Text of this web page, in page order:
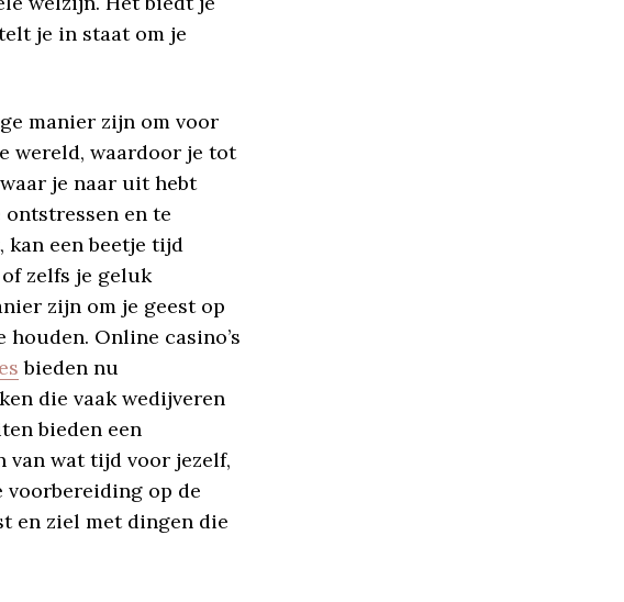
je in staat om je
manier zijn om voor
wereld, waardoor je tot
je naar uit hebt
en te
kan een beetje tijd
zelfs je geluk
zijn om je geest op
Online casino’s
bieden nu
die vaak wedijveren
bieden een
van wat tijd voor jezelf,
op de
en ziel met dingen die